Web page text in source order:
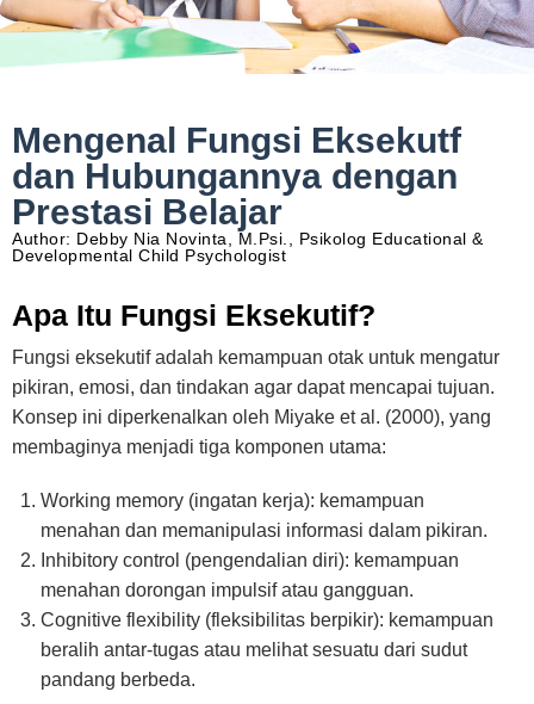
Mengenal Fungsi Eksekutf
dan Hubungannya dengan
Prestasi Belajar
Author: Debby Nia Novinta, M.Psi., Psikolog Educational &
Developmental Child Psychologist
Apa Itu Fungsi Eksekutif?
Fungsi eksekutif adalah kemampuan otak untuk mengatur
pikiran, emosi, dan tindakan agar dapat mencapai tujuan.
Konsep ini diperkenalkan oleh Miyake et al. (2000), yang
membaginya menjadi tiga komponen utama:
Working memory (ingatan kerja): kemampuan
menahan dan memanipulasi informasi dalam pikiran.
Inhibitory control (pengendalian diri): kemampuan
menahan dorongan impulsif atau gangguan.
Cognitive flexibility (fleksibilitas berpikir): kemampuan
beralih antar-tugas atau melihat sesuatu dari sudut
pandang berbeda.